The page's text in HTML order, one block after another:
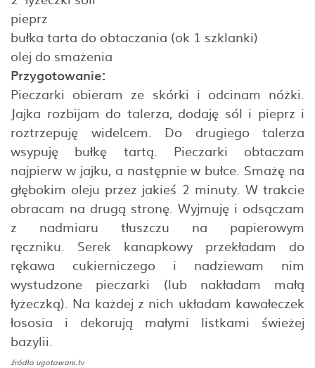
pieprz
bułka tarta do obtaczania (ok 1 szklanki)
olej do smażenia
Przygotowanie:
Pieczarki obieram ze skórki i odcinam nóżki.
Jajka rozbijam do talerza, dodaję sól i pieprz i
roztrzepuję widelcem. Do drugiego talerza
wsypuję bułkę tartą. Pieczarki obtaczam
najpierw w jajku, a następnie w bułce. Smażę na
głębokim oleju przez jakieś 2 minuty. W trakcie
obracam na drugą stronę. Wyjmuję i odsączam
z nadmiaru tłuszczu na papierowym
ręczniku. Serek kanapkowy przekładam do
rękawa cukierniczego i nadziewam nim
wystudzone pieczarki (lub nakładam małą
łyżeczką). Na każdej z nich układam kawałeczek
łososia i dekorują małymi listkami świeżej
bazylii.
źródło ugotowani.tv